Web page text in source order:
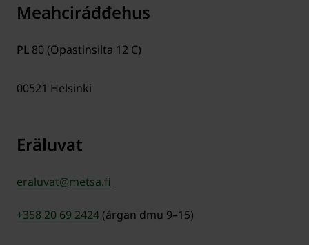
Meahciráđđehus
PL 80 (Opastinsilta 12 C)
00521 Helsinki
Eräluvat
eraluvat@metsa.fi
+358 20 69 2424 (árgan dmu 9–15)